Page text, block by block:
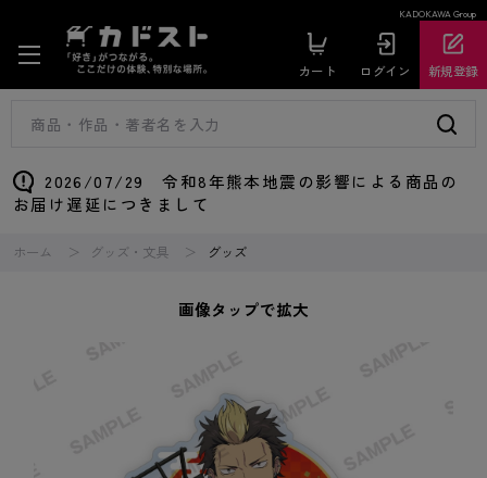
KADOKAWA Group
カート ログイン 新規登録
2026/07/29 令和8年熊本地震の影響による商品の
お届け遅延につきまして
ホーム グッズ・文具 グッズ
画像タップで拡大